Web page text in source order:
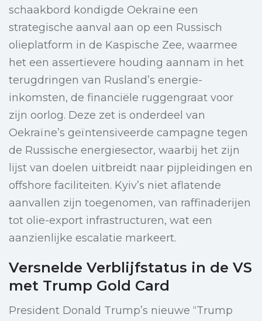
schaakbord kondigde Oekraïne een
strategische aanval aan op een Russisch
olieplatform in de Kaspische Zee, waarmee
het een assertievere houding aannam in het
terugdringen van Rusland’s energie-
inkomsten, de financiële ruggengraat voor
zijn oorlog. Deze zet is onderdeel van
Oekraïne’s geïntensiveerde campagne tegen
de Russische energiesector, waarbij het zijn
lijst van doelen uitbreidt naar pijpleidingen en
offshore faciliteiten. Kyiv’s niet aflatende
aanvallen zijn toegenomen, van raffinaderijen
tot olie-export infrastructuren, wat een
aanzienlijke escalatie markeert.
Versnelde Verblijfstatus in de VS
met Trump Gold Card
President Donald Trump’s nieuwe “Trump